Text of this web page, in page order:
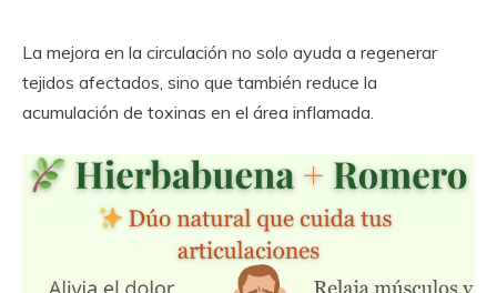
La mejora en la circulación no solo ayuda a regenerar
tejidos afectados, sino que también reduce la
acumulación de toxinas en el área inflamada.